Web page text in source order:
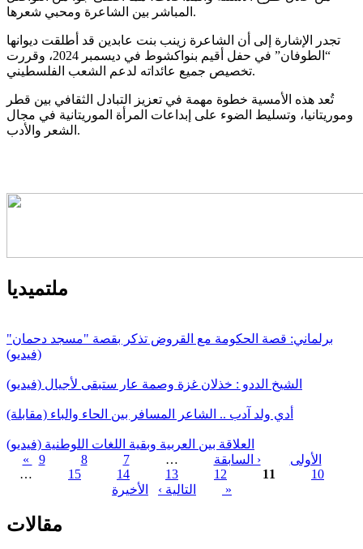
المباشر بين الشاعرة ومحبي شعرها.
تجدر الإشارة إلى أن الشاعرة زينب بنت عابدين قد أطلقت ديوانها
“الطوفان” في حفل أقيم بنواكشوط في ديسمبر 2024، وقررت
تخصيص جميع عائداته لدعم الشعب الفلسطيني.
تُعد هذه الأمسية خطوة مهمة في تعزيز التبادل الثقافي بين قطر
وموريتانيا، وتسليط الضوء على إبداعات المرأة الموريتانية في مجال
الشعر والأدب.
ملتميديا
برلماني: قصة الحكومة مع القروض تذكر بقصة "مسجد دحمان"
(فيديو)
الشيخ الددو : خذلان غزة وصمة عار ستبقى لأجيال (فيديو)
أدي ولد آدب .. الشاعر المسافر بين الحاء والباء (مقابلة)
العلاقة بين العربية وبقية اللغات اللوطنية (فيديو)
الصفحات
« الأولى ‹ السابقة …
7
8
9
10
11
12
13
14
15
…
التالية ›
الأخيرة »
مقالات